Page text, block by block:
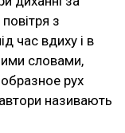
з
час вдиху і в
словами,
рух
називають